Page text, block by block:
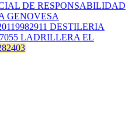
DE RESPONSABILIDAD
GENOVESA
DESTILERIA
LADRILLERA EL